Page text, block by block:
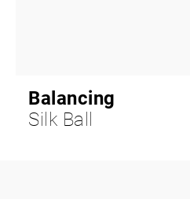
Balancing
Silk Ball